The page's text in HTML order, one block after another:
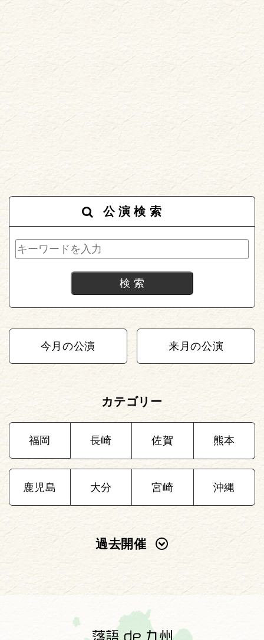
公演検索
今月の公演 来月の公演
カテゴリー
福岡 長崎 佐賀 熊本
鹿児島 大分 宮崎 沖縄
過去開催
2025年 2024年
2022年